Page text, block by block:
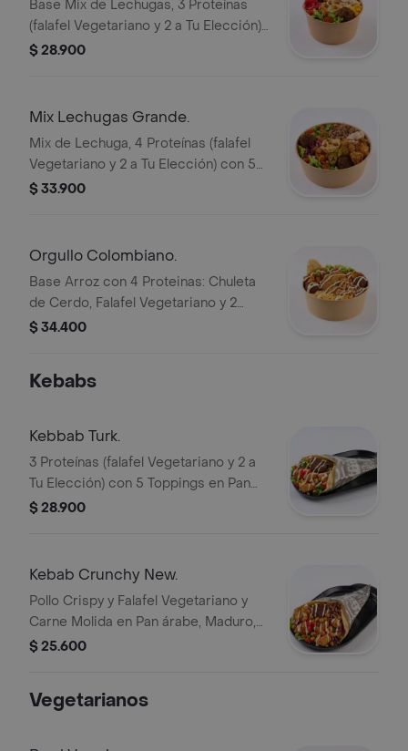
Base Mix de Lechugas, 3 Proteínas
(falafel Vegetariano y 2 a Tu Elección)
con 5 Toppings, y Tomate.
$ 28.900
Mix Lechugas Grande.
Mix de Lechuga, 4 Proteínas (falafel
Vegetariano y 2 a Tu Elección) con 5
Toppings, y Tomate.
$ 33.900
Orgullo Colombiano.
Base Arroz con 4 Proteinas: Chuleta
de Cerdo, Falafel Vegetariano y 2
Proteínas a Tu Elección, Doble
$ 34.400
Kebabs
Kebbab Turk.
3 Proteínas (falafel Vegetariano y 2 a
Tu Elección) con 5 Toppings en Pan
árabe, Lechuga, Tomate y White
$ 28.900
Kebab Crunchy New.
Pollo Crispy y Falafel Vegetariano y
Carne Molida en Pan árabe, Maduro,
Maíz Dulce, Garbanzos Tostados,
$ 25.600
Vegetarianos